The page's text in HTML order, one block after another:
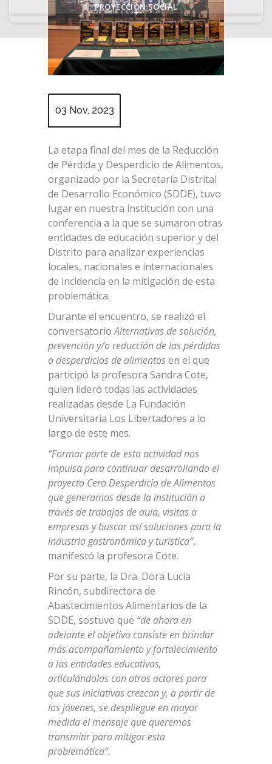
PROYECCIÓN SOCIAL
+
03 Nov, 2023
La etapa final del mes de la Reducción
de Pérdida y Desperdicio de Alimentos,
organizado por la Secretaría Distrital
de Desarrollo Económico (SDDE), tuvo
lugar en nuestra institución con una
conferencia a la que se sumaron otras
entidades de educación superior y del
Distrito para analizar experiencias
locales, nacionales e internacionales
de incidencia en la mitigación de esta
problemática.
Durante el encuentro, se realizó el
conversatorioAlternativas de solución,
prevención y/o reducción de las pérdidas
o desperdicios de alimentosen el que
participó la profesora Sandra Cote,
quien lideró todas las actividades
realizadas desde La Fundación
Universitaria Los Libertadores a lo
largo de este mes.
“Formar parte de esta actividad nos
impulsa para continuar desarrollando el
proyecto Cero Desperdicio de Alimentos
que generamos desde la institución a
través de trabajos de aula, visitas a
empresas y buscar así soluciones para la
industria gastronómica y turística”,
manifestó la profesora Cote.
Por su parte, la Dra. Dora Lucía
Rincón, subdirectora de
Abastecimientos Alimentarios de la
SDDE, sostuvo que “de ahora en
adelante el objetivo consiste en brindar
más acompañamiento y fortalecimiento
a las entidades educativas,
articulándolas con otros actores para
que sus iniciativas crezcan y, a partir de
los jóvenes, se despliegue en mayor
medida el mensaje que queremos
transmitir para mitigar esta
problemática”.